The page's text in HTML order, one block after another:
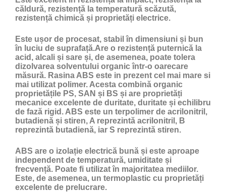
căldură, rezistență la temperatură scăzută,
rezistență chimică și proprietăți electrice.
Este ușor de procesat, stabil în dimensiuni și bun
în luciu de suprafață.Are o rezistență puternică la
acid, alcali și sare și, de asemenea, poate tolera
dizolvarea solventului organic într-o oarecare
măsură. Rasina ABS este in prezent cel mai mare si
mai utilizat polimer. Acesta combină organic
proprietățile PS, SAN și BS și are proprietăți
mecanice excelente de duritate, duritate și echilibru
de fază rigid. ABS este un terpolimer de acrilonitril,
butadienă și stiren, A reprezintă acrilonitril, B
reprezintă butadienă, iar S reprezintă stiren.
ABS are o izolație electrică bună și este aproape
independent de temperatură, umiditate și
frecvență. Poate fi utilizat în majoritatea mediilor.
Este, de asemenea, un termoplastic cu proprietăți
excelente de prelucrare.